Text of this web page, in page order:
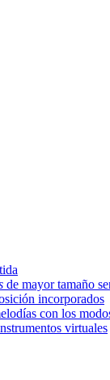
de mayor tamaño
incorporados
con los
virtuales